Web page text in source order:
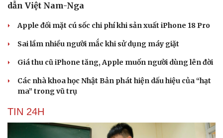
dẫn Việt Nam-Nga
Apple đối mặt cú sốc chi phí khi sản xuất iPhone 18 Pro
Sai lầm nhiều người mắc khi sử dụng máy giặt
Giá thu cũ iPhone tăng, Apple muốn người dùng lên đời
Các nhà khoa học Nhật Bản phát hiện dấu hiệu của “hạt
ma” trong vũ trụ
TIN 24H